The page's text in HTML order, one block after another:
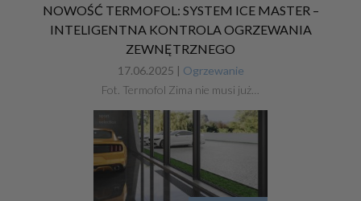
NOWOŚĆ TERMOFOL: SYSTEM ICE MASTER –
INTELIGENTNA KONTROLA OGRZEWANIA
ZEWNĘTRZNEGO
17.06.2025 | Ogrzewanie
Fot. Termofol Zima nie musi już…